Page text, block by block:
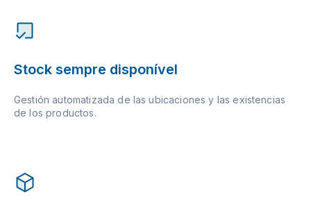
Stock sempre disponível
Gestión automatizada de las ubicaciones y las existencias
de los productos.